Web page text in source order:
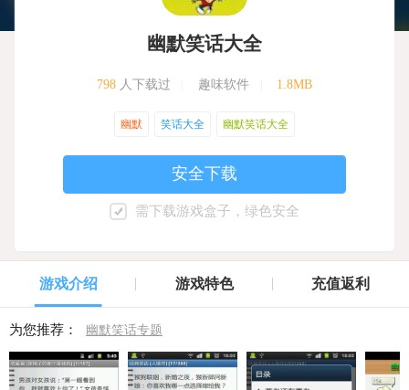
幽默笑话大全
798人下载过 趣味软件 1.8MB
幽默 笑话大全 幽默笑话大全
安全下载
需下载游戏盒子，绿色安全
游戏介绍 游戏特色 充值返利
为您推荐： 幽默笑话专题